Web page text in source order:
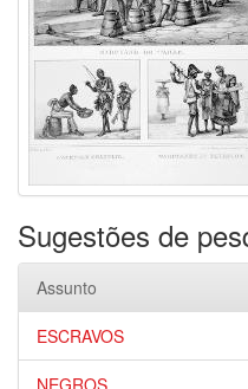
Sugestões de
Assunto
ESCRAVOS
NEGROS